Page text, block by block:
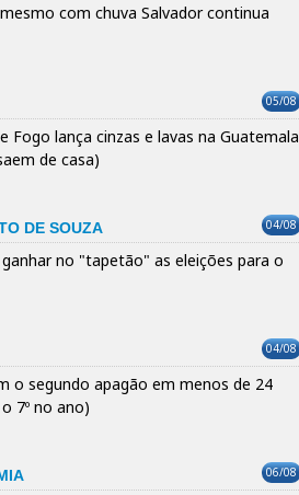
com chuva Salvador continua
05/08
Fogo lança cinzas e lavas na Guatemala
de casa)
DE SOUZA 04/08
no "tapetão" as eleições para o
04/08
o segundo apagão em menos de 24
7º no ano)
06/08